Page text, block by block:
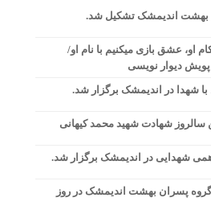
بهشت اندیمشک تشکیل شد.
او، عشق بازی میکنیم با نام او/
پویش دیوار نویسی
شهدا در اندیمشک برگزار شد.
سالروز شهادت شهید محمد کیهانی
شهدایی در اندیمشک برگزار شد.
پسران بهشت اندیمشک در روز